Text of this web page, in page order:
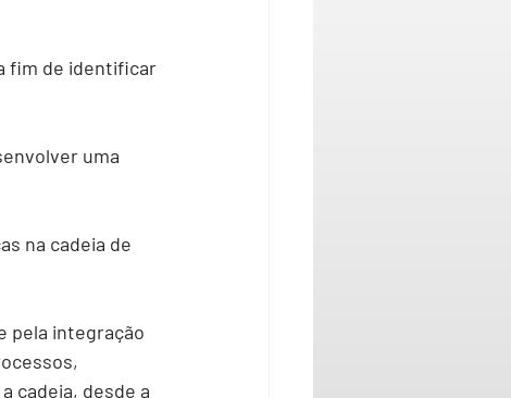
fim de identificar
uma
na cadeia de
pela integração
cadeia, desde a